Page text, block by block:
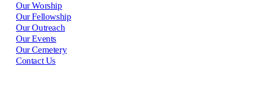
Our Worship
Our Fellowship
Our Outreach
Our Events
Our Cemetery
Contact Us